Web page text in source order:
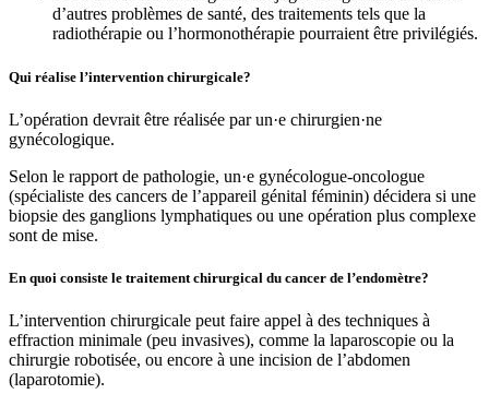
d’autres problèmes de santé, des traitements tels que la
radiothérapie ou l’hormonothérapie pourraient être privilégiés.
Qui réalise l’intervention chirurgicale?
L’opération devrait être réalisée par un·e chirurgien·ne
gynécologique.
Selon le rapport de pathologie, un·e gynécologue-oncologue
(spécialiste des cancers de l’appareil génital féminin) décidera si une
biopsie des ganglions lymphatiques ou une opération plus complexe
sont de mise.
En quoi consiste le traitement chirurgical du cancer de l’endomètre?
L’intervention chirurgicale peut faire appel à des techniques à
effraction minimale (peu invasives), comme la laparoscopie ou la
chirurgie robotisée, ou encore à une incision de l’abdomen
(laparotomie).